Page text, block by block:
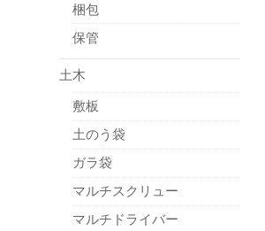
梱包
保管
土木
敷板
土のう袋
ガラ袋
マルチスクリュー
マルチドライバー